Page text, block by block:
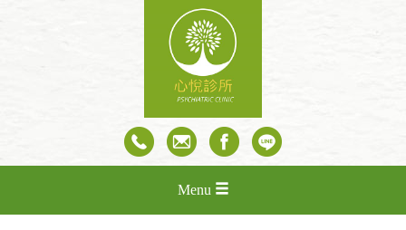
Menu